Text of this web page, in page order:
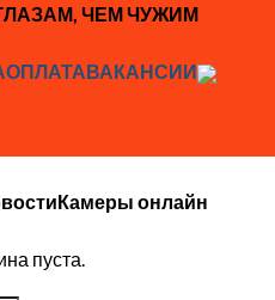
ЧЕМ ЧУЖИМ
ОПЛАТАВАКАНСИИ
Камеры онлайн
пуста.